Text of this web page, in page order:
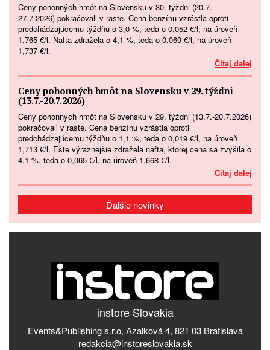
Ceny pohonných hmôt na Slovensku v 30. týždni (20.7. –
27.7.2026) pokračovali v raste. Cena benzínu vzrástla oproti
predchádzajúcemu týždňu o 3,0 %, teda o 0,052 €/l, na úroveň
1,765 €/l. Nafta zdražela o 4,1 %, teda o 0,069 €/l, na úroveň
1,737 €/l.
Čítaj dalej
Ceny pohonných hmôt na Slovensku v 29. týždni
(13.7.-20.7.2026)
Ceny pohonných hmôt na Slovensku v 29. týždni (13.7.-20.7.2026)
pokračovali v raste. Cena benzínu vzrástla oproti
predchádzajúcemu týždňu o 1,1 %, teda o 0,019 €/l, na úroveň
1,713 €/l. Ešte výraznejšie zdražela nafta, ktorej cena sa zvýšila o
4,1 %, teda o 0,065 €/l, na úroveň 1,668 €/l.
Čítaj dalej
Ďalšie novinky
instore Slovakia
Events&Publishing s.r.o, Azalková 4, 821 03 Bratislava
redakcia@instoreslovakia.sk